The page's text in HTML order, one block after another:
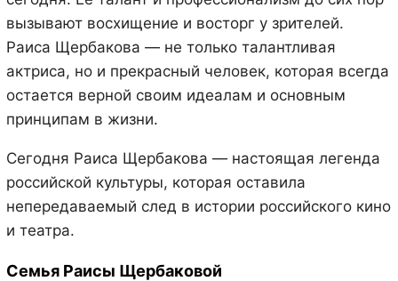
вызывают восхищение и восторг у зрителей.
Раиса Щербакова — не только талантливая
актриса, но и прекрасный человек, которая всегда
остается верной своим идеалам и основным
принципам в жизни.
Сегодня Раиса Щербакова — настоящая легенда
российской культуры, которая оставила
непередаваемый след в истории российского кино
и театра.
Семья Раисы Щербаковой